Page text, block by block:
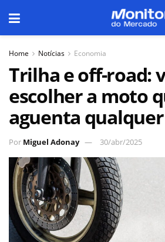
Home Notícias Economia
Trilha e off-road:
escolher a moto
aguenta
Por Miguel Adonay 30/abr/2025